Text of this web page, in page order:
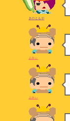
きのともや
よみぃ
よみぃ